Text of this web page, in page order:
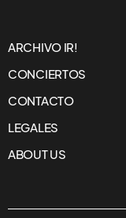
ARCHIVO IR!
CONCIERTOS
CONTACTO
LEGALES
ABOUT US